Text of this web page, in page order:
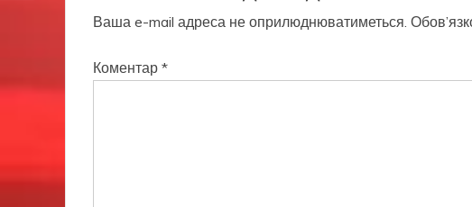
Ваша e-mail адреса не оприлюднюватиметься.
Коментар *